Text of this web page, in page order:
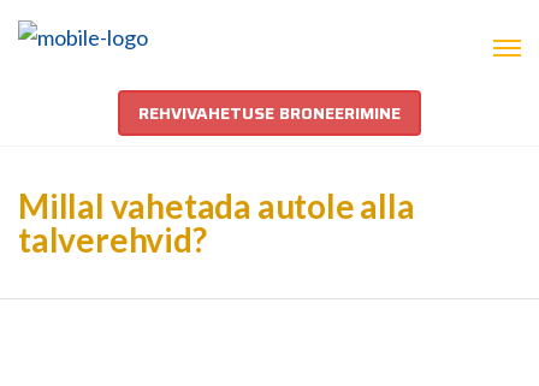
REHVIVAHETUSE BRONEERIMINE
Millal vahetada autole alla
talverehvid?